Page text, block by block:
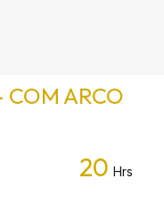
COM ARCO
20 Hrs